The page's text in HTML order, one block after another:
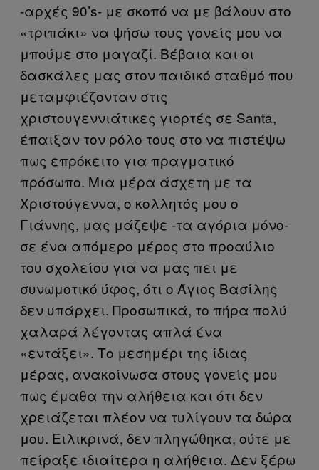
-αρχές 90’s- με σκοπό να με βάλουν στο
«τριπάκι» να ψήσω τους γονείς μου να
μπούμε στο μαγαζί. Βέβαια και οι
δασκάλες μας στον παιδικό σταθμό που
μεταμφιέζονταν στις
χριστουγεννιάτικες γιορτές σε Santa,
έπαιξαν τον ρόλο τους στο να πιστέψω
πως επρόκειτο για πραγματικό
πρόσωπο. Μια μέρα άσχετη με τα
Χριστούγεννα, ο κολλητός μου ο
Γιάννης, μας μάζεψε -τα αγόρια μόνο-
σε ένα απόμερο μέρος στο προαύλιο
του σχολείου για να μας πει με
συνωμοτικό ύφος, ότι ο Άγιος Βασίλης
δεν υπάρχει. Προσωπικά, το πήρα πολύ
χαλαρά λέγοντας απλά ένα
«εντάξει». Το μεσημέρι της ίδιας
μέρας, ανακοίνωσα στους γονείς μου
πως έμαθα την αλήθεια και ότι δεν
χρειάζεται πλέον να τυλίγουν τα δώρα
μου. Ειλικρινά, δεν πληγώθηκα, ούτε με
πείραξε ιδιαίτερα η αλήθεια. Δεν ξέρω